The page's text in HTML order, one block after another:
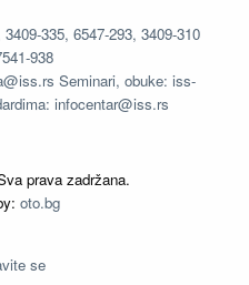
335, 6547-293, 3409-310
938
Seminari, obuke: iss-
infocentar@iss.rs
prava zadržana.
oto.bg
se